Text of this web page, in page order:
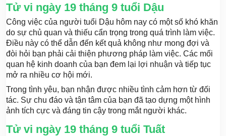
Tử vi ngày 19 tháng 9 tuổi Dậu
Công việc của người tuổi Dậu hôm nay có một số khó khăn
do sự chủ quan và thiếu cẩn trọng trong quá trình làm việc.
Điều này có thể dẫn đến kết quả không như mong đợi và
đòi hỏi bạn phải cải thiện phương pháp làm việc. Các mối
quan hệ kinh doanh của bạn đem lại lợi nhuận và tiếp tục
mở ra nhiều cơ hội mới.
Trong tình yêu, bạn nhận được nhiều tình cảm hơn từ đối
tác. Sự chu đáo và tận tâm của bạn đã tạo dựng một hình
ảnh tích cực và đáng tin cậy trong mắt người khác.
Tử vi ngày 19 tháng 9 tuổi Tuất